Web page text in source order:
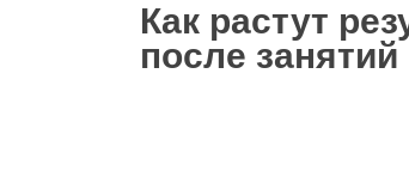
Как растут
после